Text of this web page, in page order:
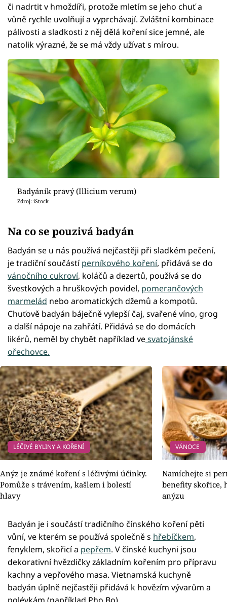
či nadrtit v hmoždíři, protože mletím se jeho chuť a
vůně rychle uvolňují a vyprchávají. Zvláštní kombinace
pálivosti a sladkosti z něj dělá koření sice jemné, ale
natolik výrazné, že se má vždy užívat s mírou.
Badyáník pravý (Illicium verum)
Zdroj: iStock
Na co se pouzivá badyán
Badyán se u nás používá nejčastěji při sladkém pečení,
je tradiční součástíperníkového koření, přidává se do
vánočního cukroví, koláčů a dezertů, používá se do
švestkových a hruškových povidel, pomerančových
marmelád nebo aromatických džemů a kompotů.
Chuťově badyán báječně vylepší čaj, svařené víno, grog
a další nápoje na zahřátí. Přidává se do domácích
likérů, neměl by chybět například vesvatojánské
ořechovce.
LÉČIVÉ BYLINY A KOŘENÍ
Anýz je známé koření s léčivými účinky.
Pomůže s trávením, kašlem i bolestí
hlavy
VÁNOCE
Namíchejte si
benefity skořice,
anýzu
Badyán je i součástí tradičního čínského koření pěti
vůní, ve kterém se používá společně s hřebíčkem,
fenyklem, skořicí a pepřem. V čínské kuchyni jsou
dekorativní hvězdičky základním kořením pro přípravu
kachny a vepřového masa. Vietnamská kuchyně
badyán úplně nejčastěji přidává k hovězím vývarům a